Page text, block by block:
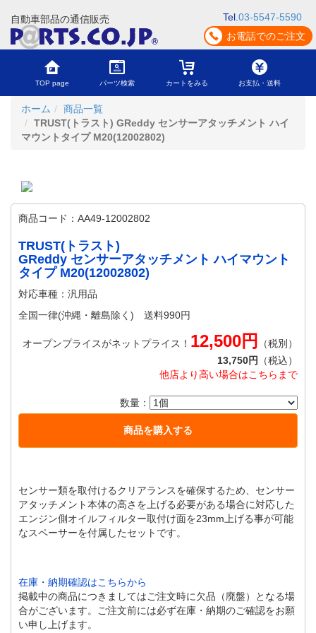
自動車部品の通信販売 Tel. 03-5547-5590
お電話でのご注文
TOP page パーツ検索 カートをみる お支払・送料
ホーム
商品一覧
TRUST(トラスト) GReddy センサーアタッチメント ハイ
マウントタイプ M20(12002802)
商品コード：AA49-12002802
TRUST(トラスト)
GReddy センサーアタッチメント ハイマウント
タイプ M20(12002802)
対応車種：汎用品
全国一律(沖縄・離島除く) 送料990円
オープンプライスがネットプライス！ 12,500円
（税別）
13,750円
（税込）
他店より高い場合はこちらまで
数量：
センサー類を取付けるクリアランスを確保するため、センサー
アタッチメント本体の高さを上げる必要がある場合に対応した
エンジン側オイルフィルター取付け面を23mm上げる事が可能
なスペーサーを付属したセットです。
在庫・納期確認はこちらから
掲載中の商品につきましてはご注文時に欠品（廃盤）となる場
合がございます。ご注文前には必ず在庫・納期のご確認をお願
い申し上げます。